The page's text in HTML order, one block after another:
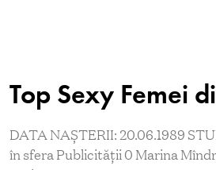
Top Sexy Femei
DATA NAȘTERII: 20.06.1989
în sfera Publicității 0 Marina